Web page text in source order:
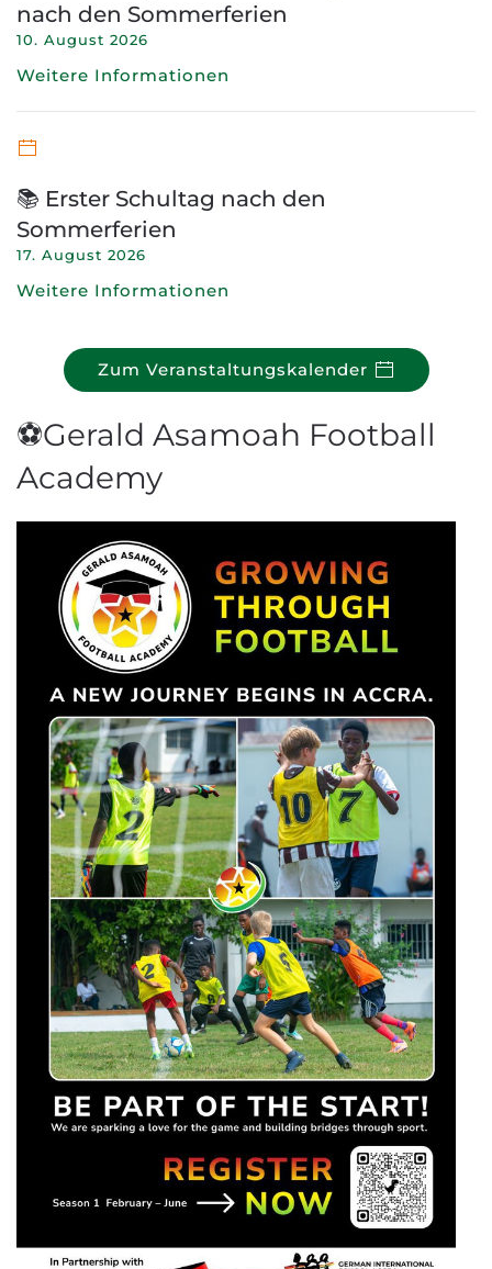
nach den Sommerferien
10. August 2026
Weitere Informationen
📚 Erster Schultag nach den
Sommerferien
17. August 2026
Weitere Informationen
Zum Veranstaltungskalender
⚽Gerald Asamoah Football
Academy